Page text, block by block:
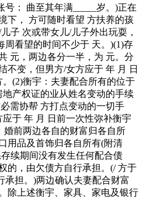
： 曲至其年满_____岁。)正在
下， 方可随时看望 方扶养的孩
子 次或带女儿/儿子外出玩耍，
周看望的时间不少于 天。)(1)存
元，两边各分一半，为 元。分
不变，但男方/女方应于 年 月 日
(2)衡宇：夫妻配合所有的位于
产权证的业从姓名变动的手续
需协帮 方打点变动的一切手
于 年 月 日前一次性弥补衡宇
婚前两边各自的财富归各自所
用品及首饰归各自所有(附清
续期间没有发生任何配合债
的，由欠债方自行承担。(/ 方于
承担。)两边确认夫妻配合财富
除上述衡宇、家具、家电及银行